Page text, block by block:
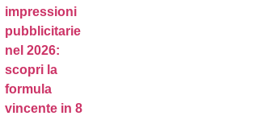
impressioni
pubblicitarie
nel 2026:
scopri la
formula
vincente in 8